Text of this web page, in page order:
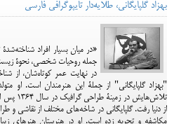
بهزاد گلپایگانی، طلایه‌دار تایپوگرافی فارسی
«در میان بسیار افراد
جمله روحیات شخصی، نحوۀ زیست
در نهایت عمر کوتاه‌شان، از
از دنیا رفت. گلپایگانی در شاخه‌های مختلف از نقاشی
مکاشفه و تجربه زده است. او در هنرستان هنرهای